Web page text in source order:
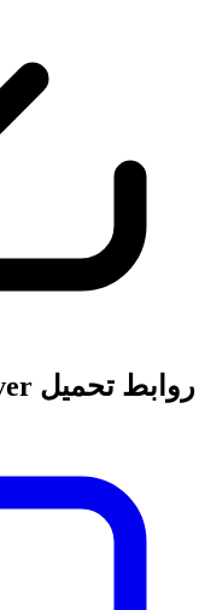
روابط تحميل Artweaver